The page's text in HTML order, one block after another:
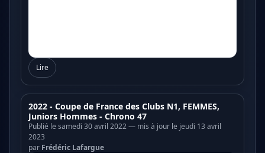
Lire
2022 - Coupe de France des Clubs N1, FEMMES,
Juniors Hommes - Chrono 47
Publié le samedi 30 avril 2022 — mis à jour le jeudi 13 avril
2023
par Frédéric Lafargue